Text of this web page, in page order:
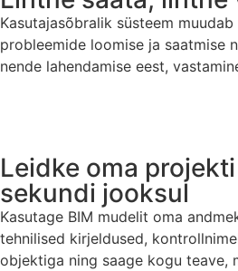
Kasutajasõbralik süsteem
probleemide loomise ja saatmise
nende lahendamise eest,
Leidke oma
sekundi jooksul
Kasutage BIM mudelit oma
tehnilised kirjeldused,
objektiga ning saage kogu teave,